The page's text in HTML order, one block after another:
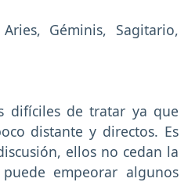
Géminis, Sagitario,
difíciles de tratar ya que
distante y directos. Es
ellos no cedan la
empeorar algunos